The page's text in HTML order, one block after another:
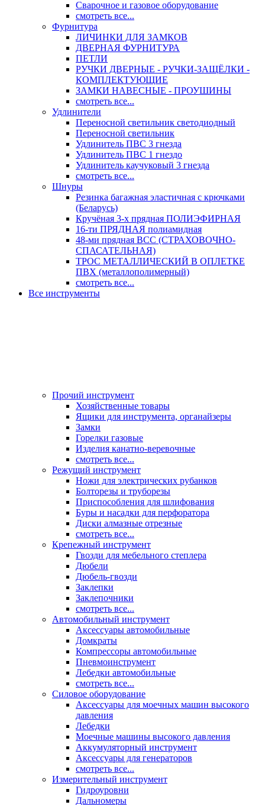
Сварочное и газовое оборудование
смотреть все...
Фурнитура
ЛИЧИНКИ ДЛЯ ЗАМКОВ
ДВЕРНАЯ ФУРНИТУРА
ПЕТЛИ
РУЧКИ ДВЕРНЫЕ - РУЧКИ-ЗАЩЁЛКИ -
КОМПЛЕКТУЮЩИЕ
ЗАМКИ НАВЕСНЫЕ - ПРОУШИНЫ
смотреть все...
Удлинители
Переносной светильник светодиодный
Переносной светильник
Удлинитель ПВС 3 гнезда
Удлинитель ПВС 1 гнездо
Удлинитель каучуковый 3 гнезда
смотреть все...
Шнуры
Резинка багажная эластичная с крючками
(Беларусь)
Кручёная 3-х прядная ПОЛИЭФИРНАЯ
16-ти ПРЯДНАЯ полиамидная
48-ми прядная ВСС (СТРАХОВОЧНО-
СПАСАТЕЛЬНАЯ)
ТРОС МЕТАЛЛИЧЕСКИЙ В ОПЛЕТКЕ
ПВХ (металлополимерный)
смотреть все...
Все инструменты
Прочий инструмент
Хозяйственные товары
Ящики для инструмента, органайзеры
Замки
Горелки газовые
Изделия канатно-веревочные
смотреть все...
Режущий инструмент
Ножи для электрических рубанков
Болторезы и труборезы
Приспособления для шлифования
Буры и насадки для перфоратора
Диски алмазные отрезные
смотреть все...
Крепежный инструмент
Гвозди для мебельного степлера
Дюбели
Дюбель-гвозди
Заклепки
Заклепочники
смотреть все...
Автомобильный инструмент
Аксессуары автомобильные
Домкраты
Компрессоры автомобильные
Пневмоинструмент
Лебедки автомобильные
смотреть все...
Силовое оборудование
Аксессуары для моечных машин высокого
давления
Лебедки
Моечные машины высокого давления
Аккумуляторный инструмент
Аксессуары для генераторов
смотреть все...
Измерительный инструмент
Гидроуровни
Дальномеры